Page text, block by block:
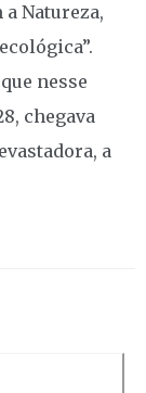
Natureza,
nesse
chegava
a